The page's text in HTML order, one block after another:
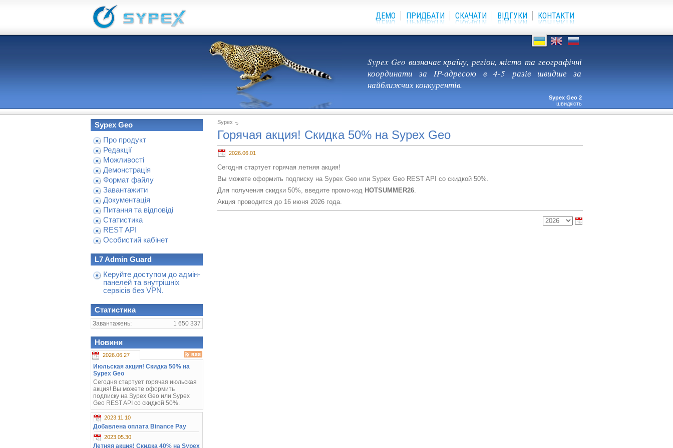
ДЕМО ПРИДБАТИ СКАЧАТИ ВІДГУКИ КОНТАКТИ
Sypex Geo визначає країну, регіон, місто та географічні
координати за IP-адресою в 4-5 разів швидше за
найближчих конкурентів.
Sypex Geo 2
швидкість
Sypex
Горячая акция! Скидка 50% на Sypex Geo
2026.06.01
Сегодня стартует горячая летняя акция!
Вы можете оформить подписку на Sypex Geo или Sypex Geo REST API со скидкой 50%.
Для получения скидки 50%, введите промо-код HOTSUMMER26.
Акция проводится до 16 июня 2026 года.
Sypex Geo
Про продукт
Редакції
Можливості
Демонстрація
Формат файлу
Завантажити
Документація
Питання та відповіді
Статистика
REST API
Особистий кабінет
L7 Admin Guard
Керуйте доступом до адмін-
панелей та внутрішніх
сервісів без VPN.
Статистика
Завантажень: 1 650 337
Новини
2026.06.27
Июльская акция! Скидка 50% на
Sypex Geo
Сегодня стартует горячая июльская
акция! Вы можете оформить
подписку на Sypex Geo или Sypex
Geo REST API со скидкой 50%.
2023.11.10
Добавлена оплата Binance Pay
2023.05.30
Летняя акция! Скидка 40% на Sypex